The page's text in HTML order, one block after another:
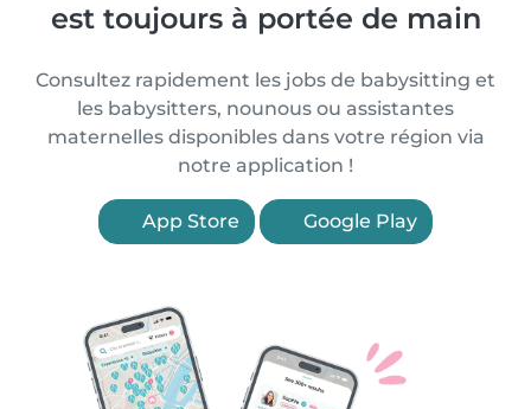
est toujours à portée de main
Consultez rapidement les jobs de babysitting et
les babysitters, nounous ou assistantes
maternelles disponibles dans votre région via
notre application !
App Store Google Play